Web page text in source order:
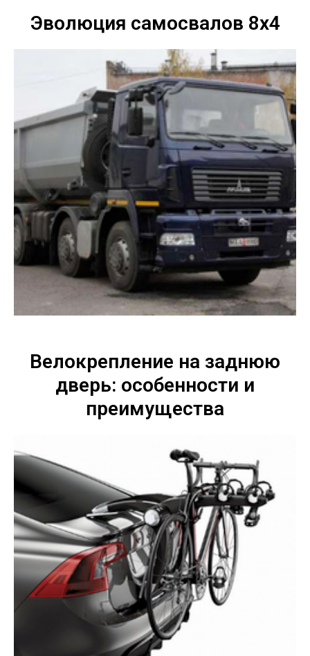
Эволюция самосвалов 8х4
Велокрепление на заднюю
дверь: особенности и
преимущества